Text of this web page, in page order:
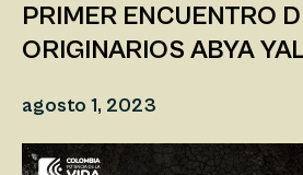
PRIMER ENCUENTRO
ORIGINARIOS ABYA
agosto 1, 2023